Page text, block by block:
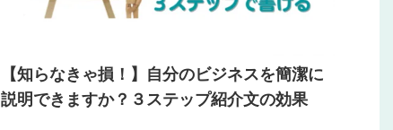
【知らなきゃ損！】自分のビジネスを簡潔に
説明できますか？３ステップ紹介文の効果